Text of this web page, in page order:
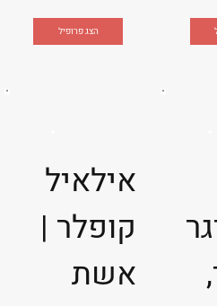
הצג פרופיל
אילאיל
קופלר |
אשת